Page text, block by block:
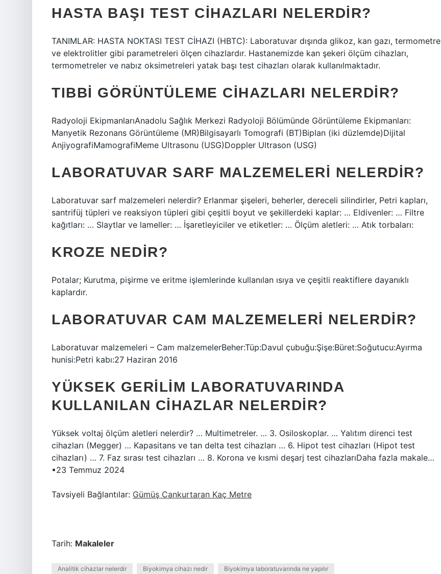
HASTA BAŞI TEST CIHAZLARI NELERDIR?
TANIMLAR: HASTA NOKTASI TEST CİHAZI (HBTC): Laboratuvar dışında glikoz, kan gazı, termometre
ve elektrolitler gibi parametreleri ölçen cihazlardır. Hastanemizde kan şekeri ölçüm cihazları,
termometreler ve nabız oksimetreleri yatak başı test cihazları olarak kullanılmaktadır.
TIBBI GÖRÜNTÜLEME CIHAZLARI NELERDIR?
Radyoloji EkipmanlarıAnadolu Sağlık Merkezi Radyoloji Bölümünde Görüntüleme Ekipmanları:
Manyetik Rezonans Görüntüleme (MR)Bilgisayarlı Tomografi (BT)Biplan (iki düzlemde)Dijital
AnjiyografiMamografiMeme Ultrasonu (USG)Doppler Ultrason (USG)
LABORATUVAR SARF MALZEMELERI NELERDIR?
Laboratuvar sarf malzemeleri nelerdir? Erlanmar şişeleri, beherler, dereceli silindirler, Petri kapları,
santrifüj tüpleri ve reaksiyon tüpleri gibi çeşitli boyut ve şekillerdeki kaplar: … Eldivenler: … Filtre
kağıtları: … Slaytlar ve lameller: … İşaretleyiciler ve etiketler: … Ölçüm aletleri: … Atık torbaları:
KROZE NEDIR?
Potalar; Kurutma, pişirme ve eritme işlemlerinde kullanılan ısıya ve çeşitli reaktiflere dayanıklı
kaplardır.
LABORATUVAR CAM MALZEMELERI NELERDIR?
Laboratuvar malzemeleri – Cam malzemelerBeher:Tüp:Davul çubuğu:Şişe:Büret:Soğutucu:Ayırma
hunisi:Petri kabı:27 Haziran 2016
YÜKSEK GERILIM LABORATUVARINDA
KULLANILAN CIHAZLAR NELERDIR?
Yüksek voltaj ölçüm aletleri nelerdir? … Multimetreler. … 3. Osiloskoplar. … Yalıtım direnci test
cihazları (Megger) … Kapasitans ve tan delta test cihazları … 6. Hipot test cihazları (Hipot test
cihazları) … 7. Faz sırası test cihazları … 8. Korona ve kısmi deşarj test cihazlarıDaha fazla makale…
•23 Temmuz 2024
Tavsiyeli Bağlantılar: Gümüş Cankurtaran Kaç Metre
Tarih: Makaleler
Analitik cihazlar nelerdir Biyokimya cihazı nedir Biyokimya laboratuvarında ne yapılır